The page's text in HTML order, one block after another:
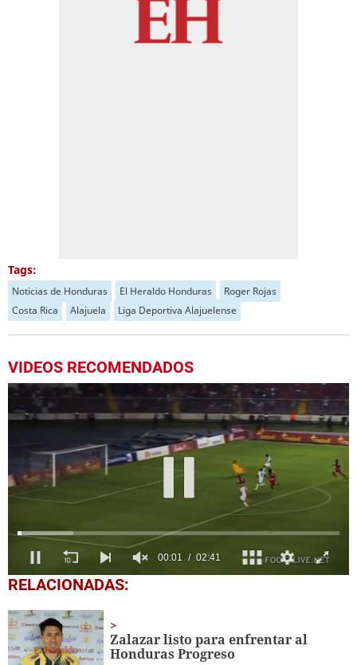
Tags:
Noticias de Honduras El Heraldo Honduras
Roger Rojas
Costa Rica
Alajuela Liga Deportiva Alajuelense
VIDEOS RECOMENDADOS
0
seconds
2
minutes,
41
seconds
RELACIONADAS:
Zalazar listo para enfrentar al
Honduras Progreso